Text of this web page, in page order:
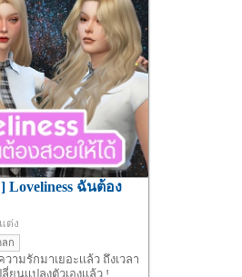
Loveliness ฉันต้อง
ต่ง
ลก
ามรักมาเยอะเเล้ว ถึงเวลา
นเเปลงตัวเองเเล้ว !